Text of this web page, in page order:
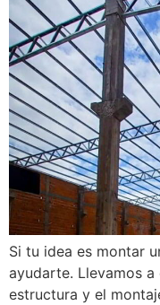
Si tu idea es montar
ayudarte. Llevamos
estructura y el